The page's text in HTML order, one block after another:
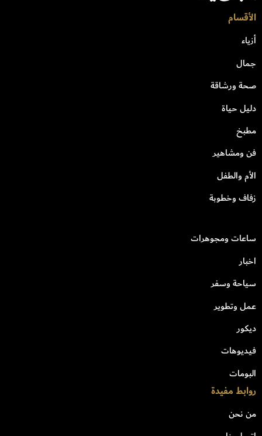
الأقسام
أزياء
جمال
صحة ورشاقة
دليل حياة
مطبخ
فن ومشاهير
الأم والطفل
زفاف وخطوبة
ساعات ومجوهرات
اخبار
سياحة وسفر
عمل وتطوير
ديكور
فيديوهات
البومات
روابط مفيدة
من نحن